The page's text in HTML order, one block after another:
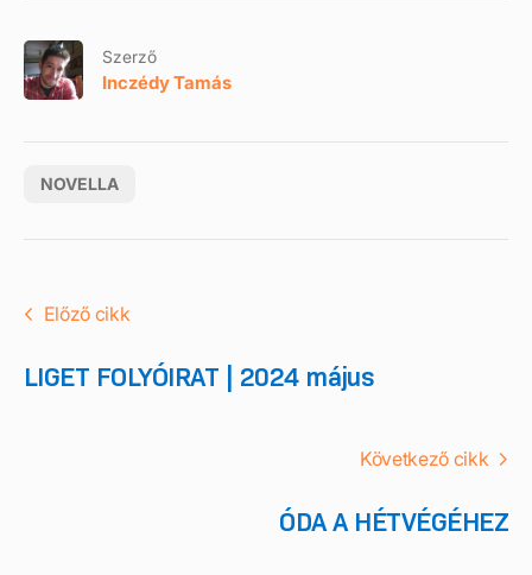
Szerző
Inczédy Tamás
NOVELLA
Előző cikk
LIGET FOLYÓIRAT | 2024 május
Következő cikk
ÓDA A HÉTVÉGÉHEZ